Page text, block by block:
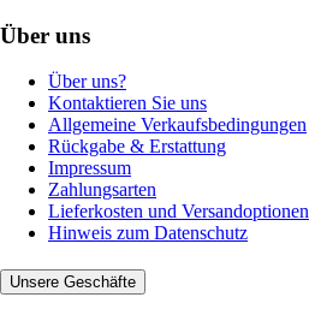
Über uns
Über uns?
Kontaktieren Sie uns
Allgemeine Verkaufsbedingungen
Rückgabe & Erstattung
Impressum
Zahlungsarten
Lieferkosten und Versandoptionen
Hinweis zum Datenschutz
Unsere Geschäfte